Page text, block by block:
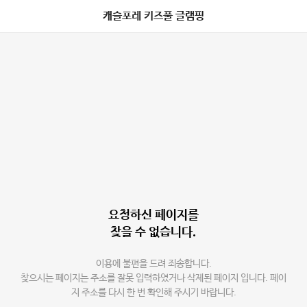
캐슬포레 키즈풀 글램핑
요청하신 페이지를
찾을 수 없습니다.
이용에 불편을 드려 죄송합니다.
찾으시는 페이지는 주소를 잘못 입력하였거나 삭제된 페이지 입니다. 페이
지 주소를 다시 한 번 확인해 주시기 바랍니다.